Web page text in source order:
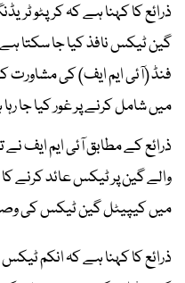
گین ٹیکس نافذ کیا جا سکتا
فنڈ (آئی ایم ایف) کی مشاورت
میں شامل کرنے پر غور کیا جا
ذرائع کے مطابق آئی ایم ایف
والے گین پر ٹیکس عائد کرنے
میں کیپیٹل گین ٹیکس کی